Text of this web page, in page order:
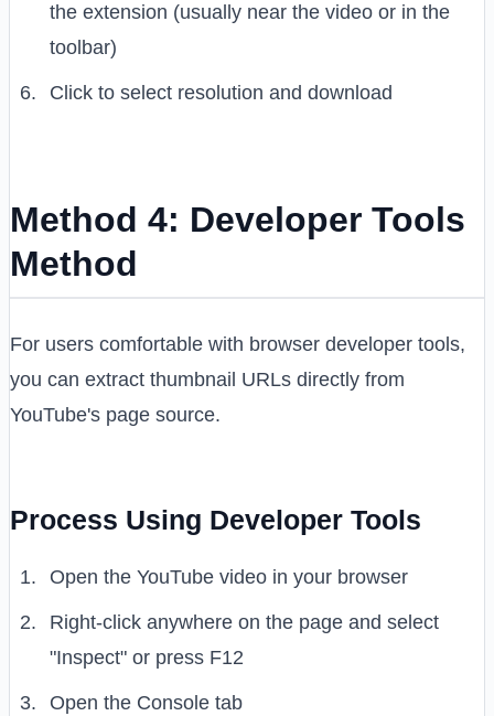
the extension (usually near the video or in the
toolbar)
Click to select resolution and download
Method 4: Developer Tools
Method
For users comfortable with browser developer tools,
you can extract thumbnail URLs directly from
YouTube's page source.
Process Using Developer Tools
Open the YouTube video in your browser
Right-click anywhere on the page and select
"Inspect" or press F12
Open the Console tab